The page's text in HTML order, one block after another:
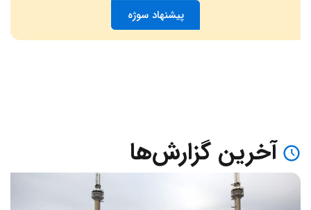
پیشنهاد سوژه
آخرین گزارش‌ها